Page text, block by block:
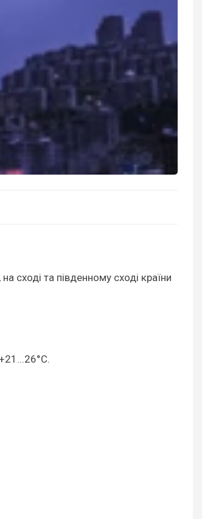
сході та південному сході країни